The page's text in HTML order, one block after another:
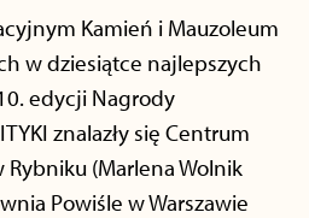
Kamień i Mauzoleum
w dziesiątce najlepszych
edycji Nagrody
znalazły się Centrum
(Marlena Wolnik
Powiśle w Warszawie